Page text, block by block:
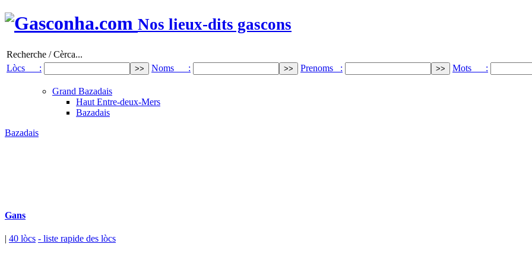
Nos lieux-dits gascons
Recherche / Cèrca...
Lòcs :
Noms : Prenoms : Mots :
Grand Bazadais
Haut Entre-deux-Mers
Bazadais
Bazadais
Gans
| 40 lòcs - liste rapide des lòcs